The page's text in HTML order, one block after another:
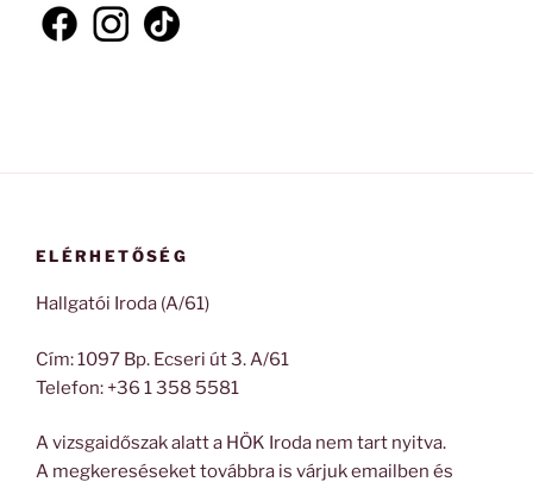
ELÉRHETŐSÉG
Hallgatói Iroda (A/61)
Cím: 1097 Bp. Ecseri út 3. A/61
Telefon: +36 1 358 5581
A vizsgaidőszak alatt a HÖK Iroda nem tart nyitva.
A megkereséseket továbbra is várjuk emailben és